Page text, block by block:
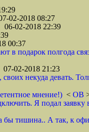
02-2018 08:27
02-2018 22:39
00:37
подарок полгода
02-2018 21:23
некуда девать.
мнение!) < ОВ
Я подал
бы тишина.. А так, к